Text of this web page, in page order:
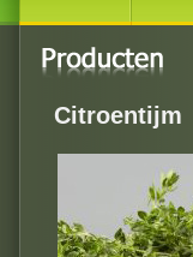
Citroentijm